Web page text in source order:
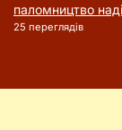
паломництво
25 переглядів